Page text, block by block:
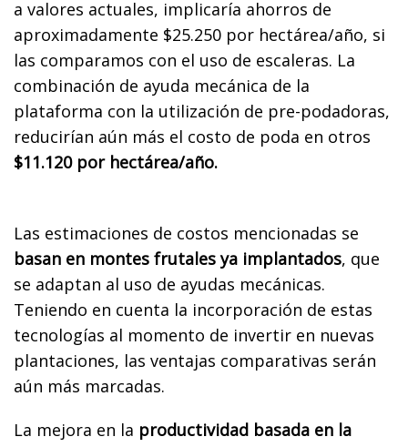
a valores actuales, implicaría ahorros de
aproximadamente $25.250 por hectárea/año, si
las comparamos con el uso de escaleras. La
combinación de ayuda mecánica de la
plataforma con la utilización de pre-podadoras,
reducirían aún más el costo de poda en otros
$11.120 por hectárea/año.
Las estimaciones de costos mencionadas se
basan en montes frutales ya implantados, que
se adaptan al uso de ayudas mecánicas.
Teniendo en cuenta la incorporación de estas
tecnologías al momento de invertir en nuevas
plantaciones, las ventajas comparativas serán
aún más marcadas.
La mejora en la productividad basada en la